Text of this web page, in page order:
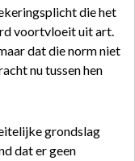
die het
voortvloeit uit art.
dat die norm niet
nu tussen hen
grondslag
dat er geen